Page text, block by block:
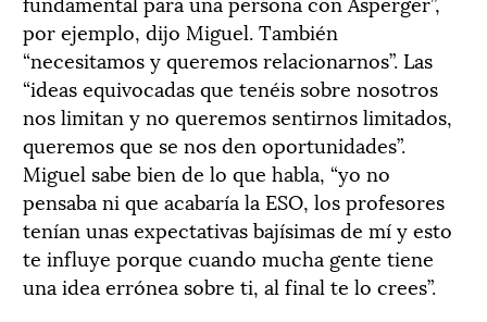
por ejemplo, dijo Miguel. También
“necesitamos y queremos relacionarnos”. Las
“ideas equivocadas que tenéis sobre nosotros
nos limitan y no queremos sentirnos limitados,
queremos que se nos den oportunidades”.
Miguel sabe bien de lo que habla, “yo no
pensaba ni que acabaría la ESO, los profesores
tenían unas expectativas bajísimas de mí y esto
te influye porque cuando mucha gente tiene
una idea errónea sobre ti, al final te lo crees”.